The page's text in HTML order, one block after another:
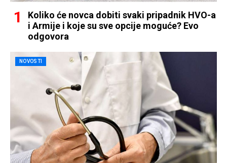
Koliko će novca dobiti svaki pripadnik HVO-a
i Armije i koje su sve opcije moguće? Evo
odgovora
NOVOSTI